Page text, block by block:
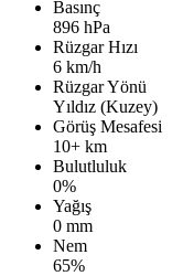
Basınç
896 hPa
Rüzgar Hızı
6 km/h
Rüzgar Yönü
Yıldız (Kuzey)
Görüş Mesafesi
10+ km
Bulutluluk
0%
Yağış
0 mm
Nem
65%